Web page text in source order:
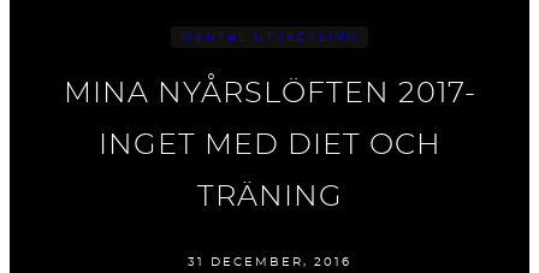
MENTAL UTVECKLING
MINA NYÅRSLÖFTEN 2017-
INGET MED DIET OCH
TRÄNING
31 DECEMBER, 2016